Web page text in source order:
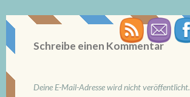
Schreibe einen Kommentar
Deine E-Mail-Adresse wird nicht veröffentlicht.